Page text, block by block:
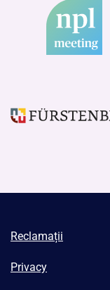
Reclamații
Privacy